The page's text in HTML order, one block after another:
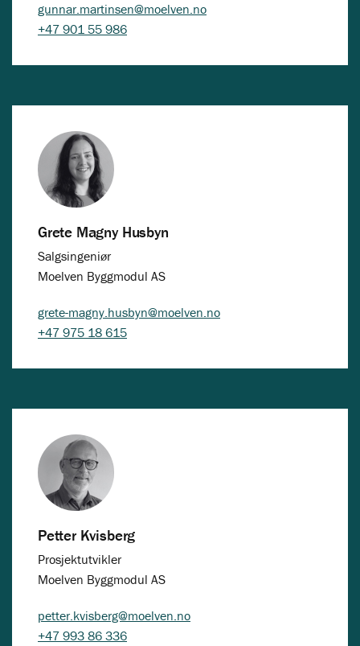
gunnar.martinsen@moelven.no
+47 901 55 986
Grete Magny Husbyn
Salgsingeniør
Moelven Byggmodul AS
grete-magny.husbyn@moelven.no
+47 975 18 615
Petter Kvisberg
Prosjektutvikler
Moelven Byggmodul AS
petter.kvisberg@moelven.no
+47 993 86 336